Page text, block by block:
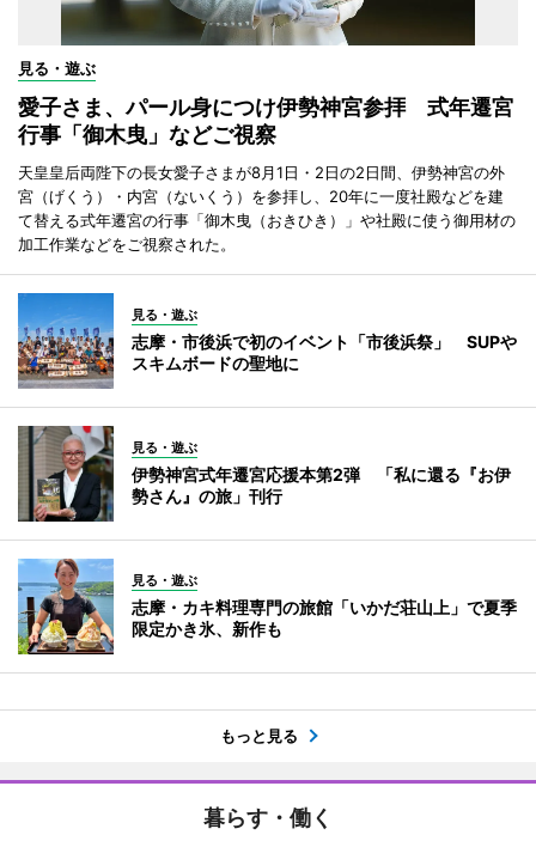
見る・遊ぶ
愛子さま、パール身につけ伊勢神宮参拝 式年遷宮
行事「御木曳」などご視察
天皇皇后両陛下の長女愛子さまが8月1日・2日の2日間、伊勢神宮の外
宮（げくう）・内宮（ないくう）を参拝し、20年に一度社殿などを建
て替える式年遷宮の行事「御木曳（おきひき）」や社殿に使う御用材の
加工作業などをご視察された。
見る・遊ぶ
志摩・市後浜で初のイベント「市後浜祭」 SUPや
スキムボードの聖地に
見る・遊ぶ
伊勢神宮式年遷宮応援本第2弾 「私に還る『お伊
勢さん』の旅」刊行
見る・遊ぶ
志摩・カキ料理専門の旅館「いかだ荘山上」で夏季
限定かき氷、新作も
もっと見る
暮らす・働く